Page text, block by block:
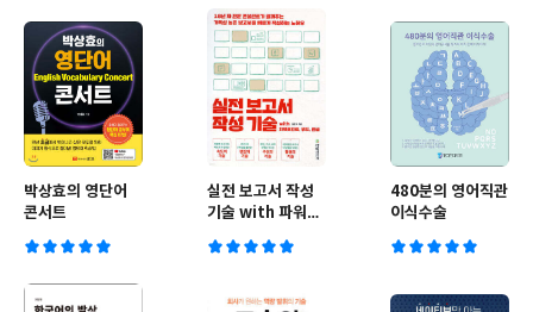
박상효의 영단어
콘서트
실전 보고서 작성
기술 with 파워포
480분의 영어직관
이식수술